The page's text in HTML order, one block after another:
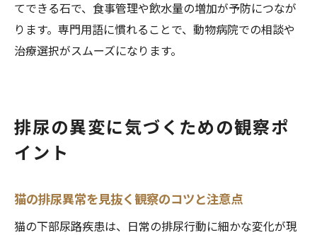
てできる石で、食事管理や飲水量の増加が予防につなが
ります。専門用語に慣れることで、動物病院での相談や
治療選択がスムーズになります。
排尿の異変に気づくための観察ポ
イント
猫の排尿異常を見抜く観察のコツと注意点
猫の下部尿路疾患は、日常の排尿行動に細かな変化が現